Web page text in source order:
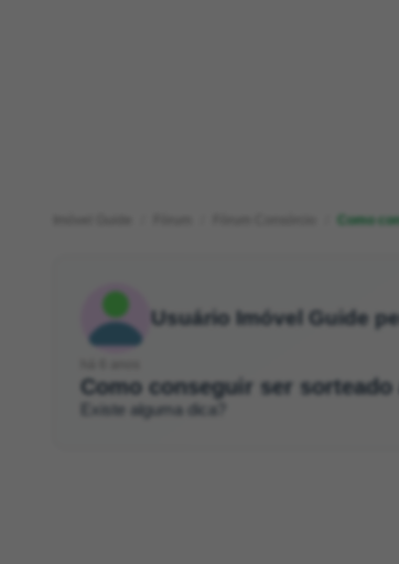
Como
Usuário Imóvel Guide
Como conseguir ser
Existe alguma dica?